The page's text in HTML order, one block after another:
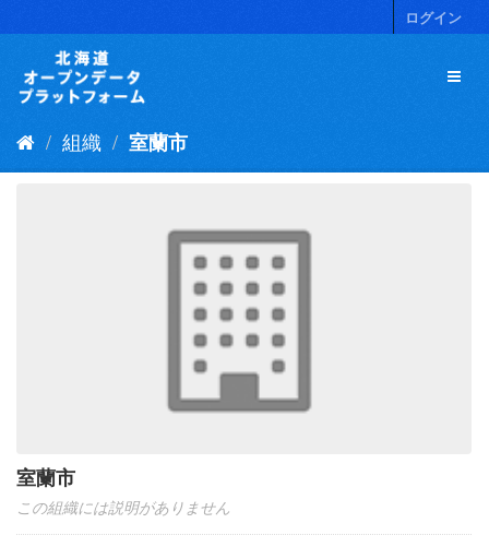
キ
ログイン
組織 室蘭市
室蘭市
この組織には説明がありません